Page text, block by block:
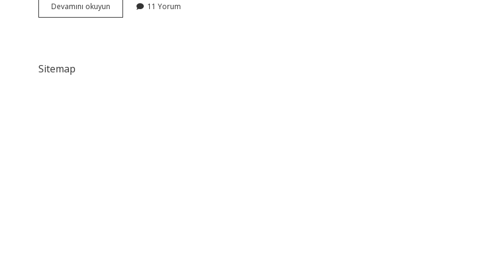
Devamını okuyun Husumet
yokluğu
11 Yorum
Sitemap